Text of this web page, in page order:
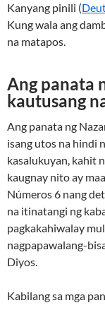
Kanyang pinili (
Kung wala ang
na matapos.
Ang panata
kautusang
Ang panata ng
isang utos na hindi
kasalukuyan, kahit
kaugnay nito ay
Números 6 nang
na itinatangi ng
pagkakahiwalay
nagpapawalang-
Diyos.
Kabilang sa mga